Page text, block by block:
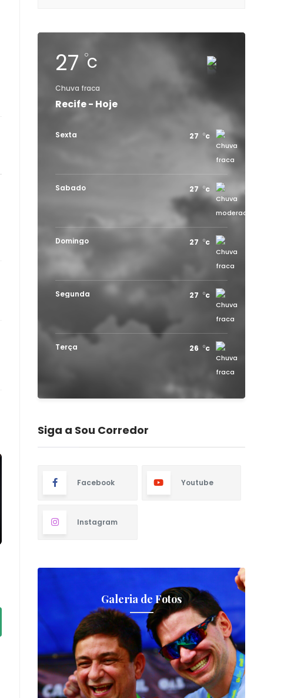
27c
Chuva fraca
Recife - Hoje
Sexta 27 c
Sabado 27 c
Domingo 27 c
Segunda 27 c
Terça 26 c
Siga a Sou Corredor
Facebook Youtube
Instagram
Galeria de Fotos